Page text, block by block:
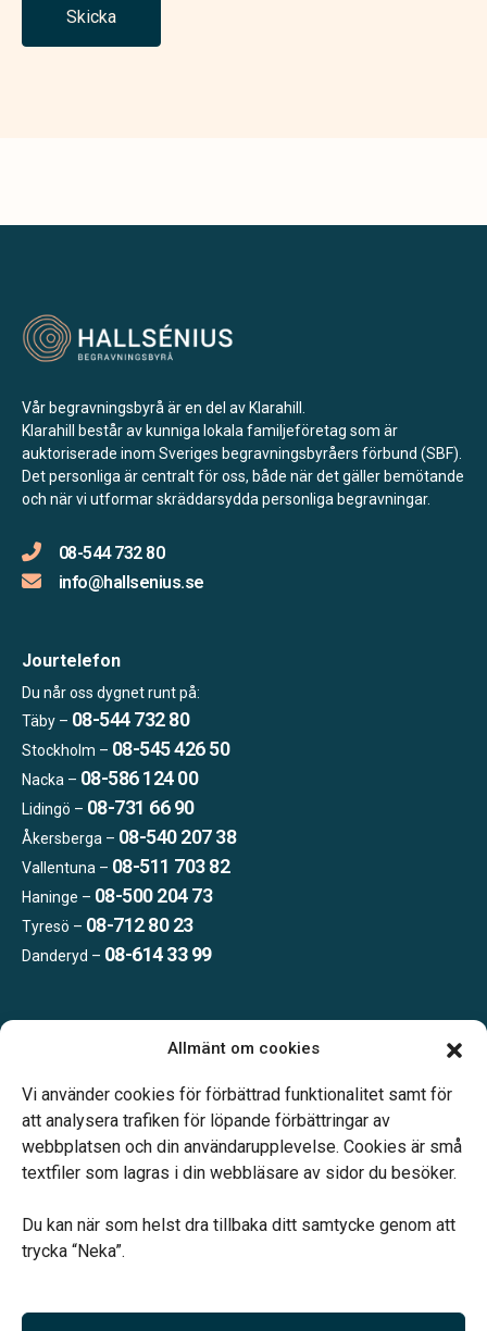
Allmänt om cookies
Vi använder cookies för förbättrad funktionalitet samt för
att analysera trafiken för löpande förbättringar av
webbplatsen och din användarupplevelse. Cookies är små
textfiler som lagras i din webbläsare av sidor du besöker.
Du kan när som helst dra tillbaka ditt samtycke genom att
trycka “Neka”.
Skicka
Vår begravningsbyrå är en del av Klarahill.
Klarahill består av kunniga lokala familjeföretag som är
auktoriserade inom Sveriges begravningsbyråers förbund (SBF).
Det personliga är centralt för oss, både när det gäller bemötande
och när vi utformar skräddarsydda personliga begravningar.
08-544 732 80
info@hallsenius.se
Jourtelefon
Du når oss dygnet runt på:
Täby – 08-544 732 80
Stockholm – 08-545 426 50
Nacka – 08-586 124 00
Lidingö – 08-731 66 90
Åkersberga – 08-540 207 38
Vallentuna – 08-511 703 82
Haninge – 08-500 204 73
Tyresö – 08-712 80 23
Danderyd – 08-614 33 99
Telefonjour dygnet runt.
Vårt systerbolag Verahill hjälper dig med familjejuridiken –